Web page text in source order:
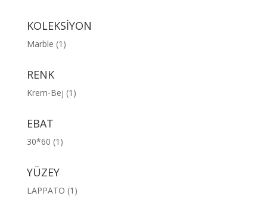
KOLEKSİYON
Marble (1)
RENK
Krem-Bej (1)
EBAT
30*60 (1)
YÜZEY
LAPPATO (1)